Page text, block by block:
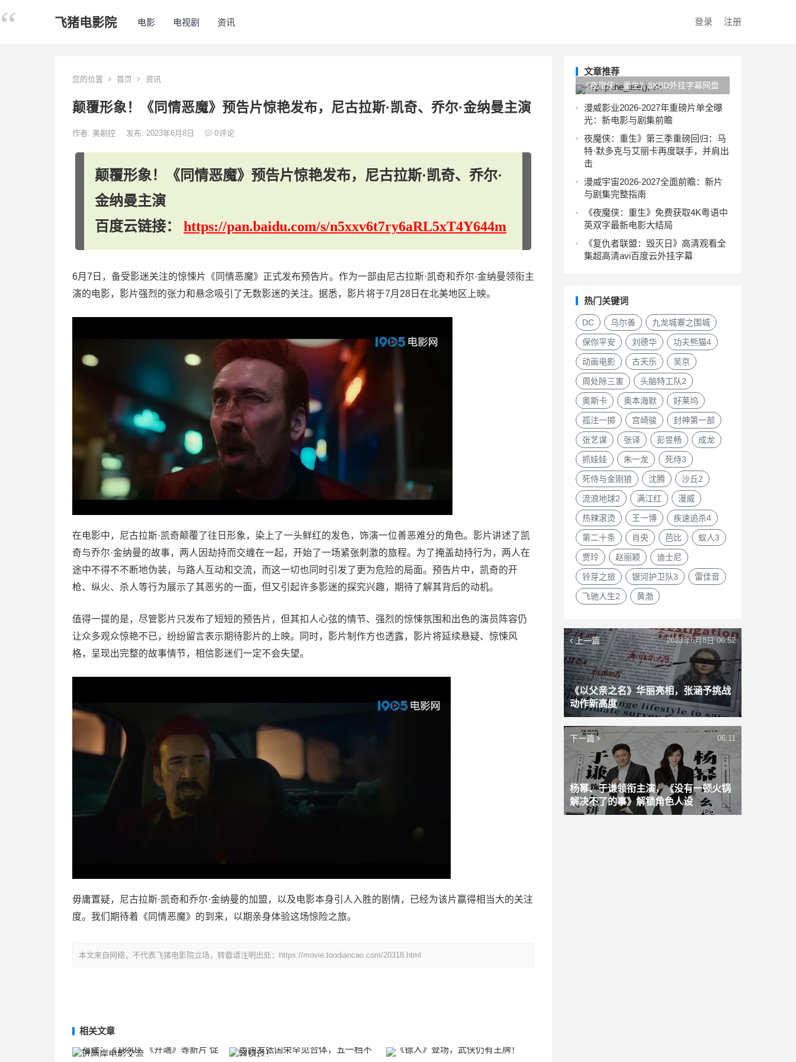
飞猪电影院 电影 电视剧 资讯 登录 注册
您的位置 首页 资讯
颠覆形象！《同情恶魔》预告片惊艳发布，尼古拉斯·凯奇、乔尔·金纳曼主演
作者: 美剧控 发布: 2023年6月8日 0评论
颠覆形象！《同情恶魔》预告片惊艳发布，尼古拉斯·凯奇、乔尔·
金纳曼主演
百度云链接： https://pan.baidu.com/s/n5xxv6t7ry6aRL5xT4Y644m
6月7日，备受影迷关注的惊悚片《同情恶魔》正式发布预告片。作为一部由尼古拉斯·凯奇和乔尔·金纳曼领衔主
演的电影，影片强烈的张力和悬念吸引了无数影迷的关注。据悉，影片将于7月28日在北美地区上映。
在电影中，尼古拉斯·凯奇颠覆了往日形象，染上了一头鲜红的发色，饰演一位善恶难分的角色。影片讲述了凯
奇与乔尔·金纳曼的故事，两人因劫持而交缠在一起，开始了一场紧张刺激的旅程。为了掩盖劫持行为，两人在
途中不得不不断地伪装，与路人互动和交流，而这一切也同时引发了更为危险的局面。预告片中，凯奇的开
枪、纵火、杀人等行为展示了其恶劣的一面，但又引起许多影迷的探究兴趣，期待了解其背后的动机。
值得一提的是，尽管影片只发布了短短的预告片，但其扣人心弦的情节、强烈的惊悚氛围和出色的演员阵容仍
让众多观众惊艳不已，纷纷留言表示期待影片的上映。同时，影片制作方也透露，影片将延续悬疑、惊悚风
格，呈现出完整的故事情节，相信影迷们一定不会失望。
毋庸置疑，尼古拉斯·凯奇和乔尔·金纳曼的加盟，以及电影本身引人入胜的剧情，已经为该片赢得相当大的关注
度。我们期待着《同情恶魔》的到来，以期亲身体验这场惊险之旅。
本文来自网络，不代表飞猪电影院立场，转载请注明出处：https://movie.toodiancao.com/20318.html
相关文章
文章推荐
《夜魔侠：重生》8KBD外挂字幕网盘
最新资源粤语
漫威影业2026-2027年重磅片单全曝
光：新电影与剧集前瞻
夜魔侠：重生》第三季重磅回归：马
特·默多克与艾丽卡再度联手，并肩出
击
漫威宇宙2026-2027全面前瞻：新片
与剧集完整指南
《夜魔侠：重生》免费获取4K粤语中
英双字最新电影大结局
《复仇者联盟：毁灭日》高清观看全
集超高清avi百度云外挂字幕
热门关键词
DC 乌尔善 九龙城寨之围城
保你平安 刘德华 功夫熊猫4
动画电影 古天乐 吴京
周处除三害 头脑特工队2
奥斯卡 奥本海默 好莱坞
孤注一掷 宫崎骏 封神第一部
张艺谋 张译 彭昱畅 成龙
抓娃娃 朱一龙 死侍3
死侍与金刚狼 沈腾 沙丘2
流浪地球2 满江红 漫威
热辣滚烫 王一博 疾速追杀4
第二十条 肖央 芭比 蚁人3
贾玲 赵丽颖 迪士尼
铃芽之旅 银河护卫队3 雷佳音
飞驰人生2 黄渤
上一篇
《以父亲之名》华丽亮相，张涵予挑战
动作新高度
2023年6月8日 06:52
下一篇
杨幂、于谦领衔主演，《没有一顿火锅
解决不了的事》解锁角色人设
06:11